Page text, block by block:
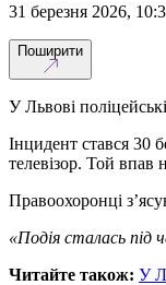
31 березня 2026,
Поширити
У Львові
Інцидент стався 30
телевізор. Той впав
Правоохоронці
«Подія сталась під
Читайте також: У